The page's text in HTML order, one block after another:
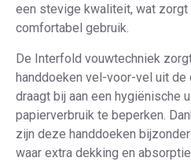
een stevige kwaliteit, wat
comfortabel gebruik.
De Interfold vouwtechniek
handdoeken vel-voor-vel uit
draagt bij aan een hygiënische
papierverbruik te beperken.
zijn deze handdoeken
waar extra dekking en